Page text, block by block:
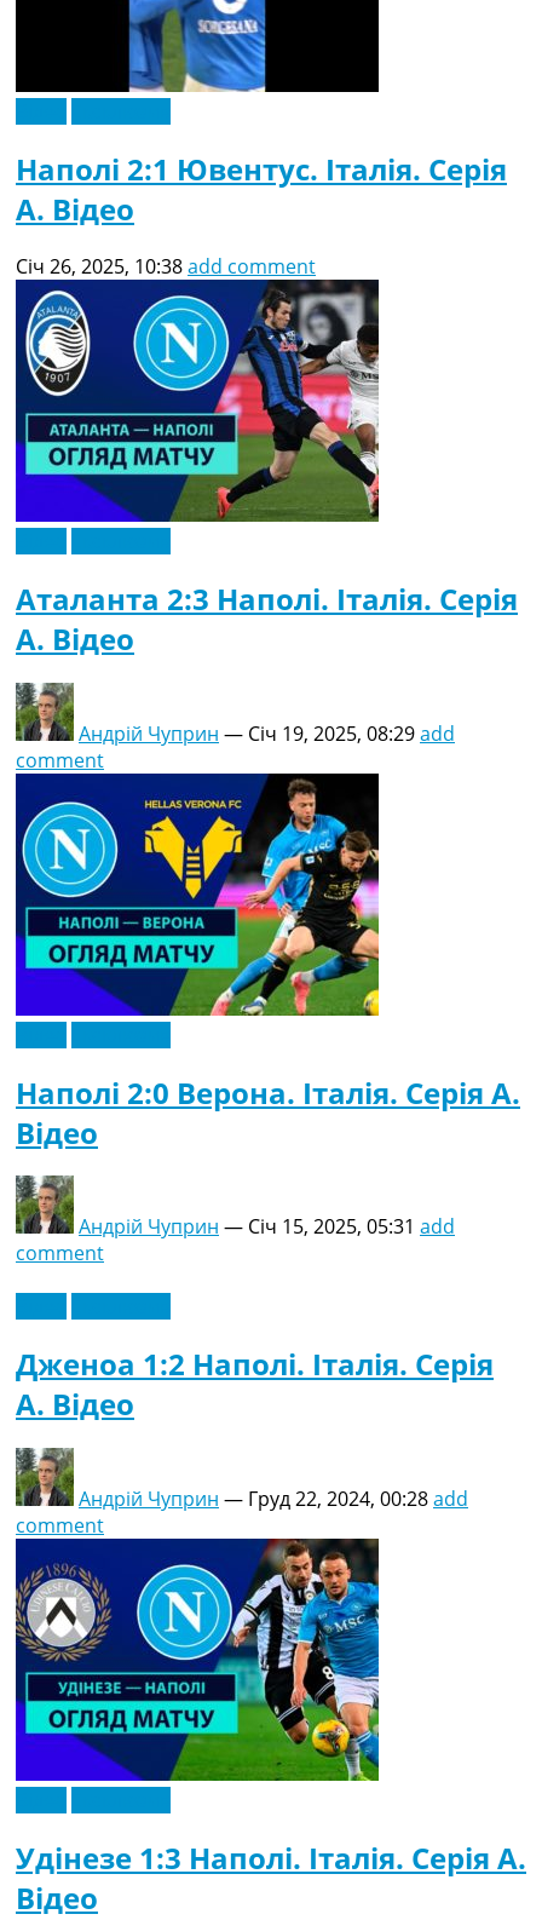
Наполі 2:1 Ювентус. Італія. Серія
A. Відео
Січ 26, 2025, 10:38add comment
Аталанта 2:3 Наполі. Італія. Серія
A. Відео
Андрій Чуприн — Січ 19, 2025, 08:29add
comment
Наполі 2:0 Верона. Італія. Серія A.
Відео
Андрій Чуприн — Січ 15, 2025, 05:31 add
comment
Дженоа 1:2 Наполі. Італія. Серія
A. Відео
Андрій Чуприн — Груд 22, 2024, 00:28add
comment
Удінезе 1:3 Наполі. Італія. Серія A.
Відео